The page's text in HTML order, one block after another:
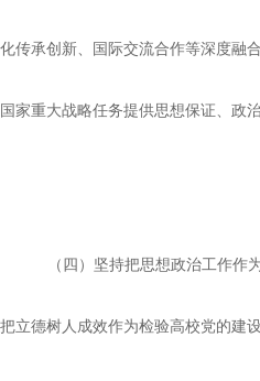
化传承创新、国际交流合作等深度融
国家重大战略任务提供思想保证、政
（四）坚持把思想政治工作作
把立德树人成效作为检验高校党的建